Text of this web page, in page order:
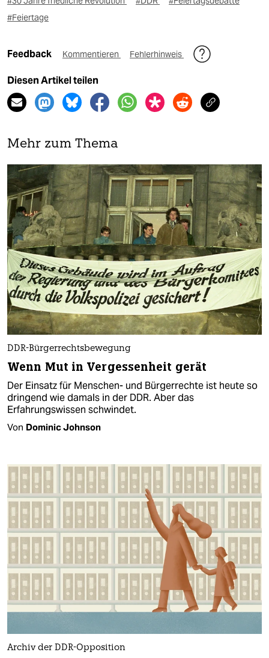
#Feiertage
Feedback Kommentieren Fehlerhinweis
Diesen Artikel teilen
Mehr zum Thema
DDR-Bürgerrechtsbewegung
Wenn Mut in Vergessenheit gerät
Der Einsatz für Menschen- und Bürgerrechte ist heute so
dringend wie damals in der DDR. Aber das
Erfahrungswissen schwindet.
Von Dominic Johnson
Archiv der DDR-Opposition